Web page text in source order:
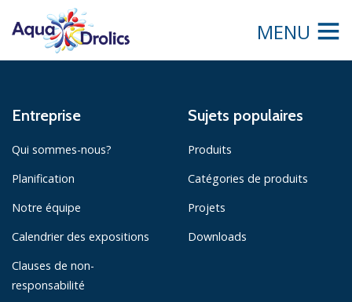
MENU
Entreprise
Qui sommes-nous?
Planification
Notre équipe
Calendrier des expositions
Clauses de non-
responsabilité
Sujets populaires
Produits
Catégories de produits
Projets
Downloads